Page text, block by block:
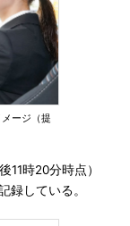
ージ（提
時20分時点）
録している。